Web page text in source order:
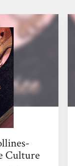
Culture